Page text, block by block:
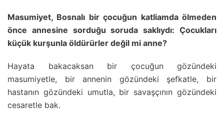
Masumiyet, Bosnalı bir çocuğun katliamda ölmeden
önce annesine sorduğu soruda saklıydı: Çocukları
küçük kurşunla öldürürler değil mi anne?
Hayata bakacaksan bir çocuğun gözündeki
masumiyetle, bir annenin gözündeki şefkatle, bir
hastanın gözündeki umutla, bir savaşçının gözündeki
cesaretle bak.